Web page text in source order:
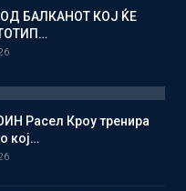
БАЛКАНОТ КОЈ ЌЕ
Расел Кроу тренира
кој…